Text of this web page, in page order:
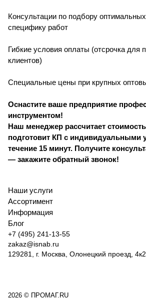
Консультации по подбору
специфику работ
Гибкие условия оплаты (отсрочка для
клиентов)
Специальные цены при крупных
Оснастите ваше предприятие
инструментом!
Наш менеджер рассчитает
подготовит КП с индивидуальными
течение 15 минут. Получите
— закажите обратный звонок!
Наши услуги
Ассортимент
Информация
Блог
+7 (495) 241-13-55
zakaz@isnab.ru
129281, г. Москва, Олонецкий проезд,
2026 © ПРОМАГ.RU